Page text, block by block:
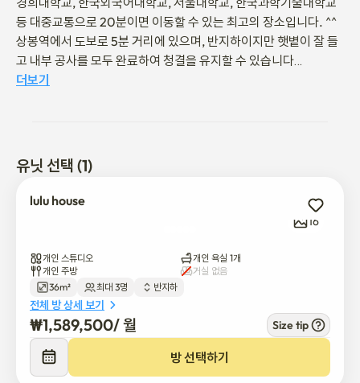
등 대중교통으로 20분이면 이동할 수 있는 최고의 장소입니다. ^^
상봉역에서 도보로 5분 거리에 있으며, 반지하이지만 햇볕이 잘 들
고 내부 공사를 모두 완료하여 청결을 유지할 수 있습니다
우리는 더 깨끗하고 편안한 공간을 제공하기 위해 정기적으로 격리
은 레스토랑이 많이 있습니다
더보기
유닛 선택 (1)
lulu house
16
개인 스튜디오
개인 욕실 1개
개인 주방
거실 없음
36m²
최대 3명 반지하
전체 방 상세 보기
₩1,589,500/ 월 Size tip
방 선택하기